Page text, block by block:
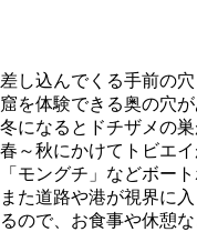
差し込んでくる手前の
窟を体験できる奥の穴が
冬になるとドチザメの
春～秋にかけてトビエ
「モングチ」などボー
また道路や港が視界に
るので、お食事や休憩